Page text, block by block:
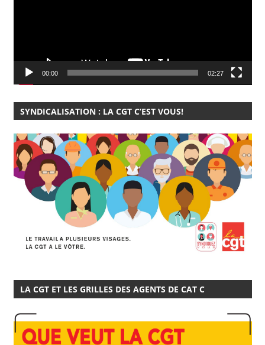
00:00 02:27
SYNDICALISATION : LA CGT C’EST VOUS!
LA CGT ET LES GRILLES DES AGENTS DE CAT C